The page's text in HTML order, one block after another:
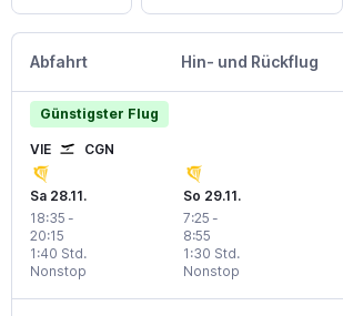
Abfahrt Hin- und Rückflug
Günstigster Flug
VIE CGN
Sa 28.11.
18:35 -
20:15
Nonstop
1:40 Std.
So 29.11.
7:25 -
8:55
Nonstop
1:30 Std.